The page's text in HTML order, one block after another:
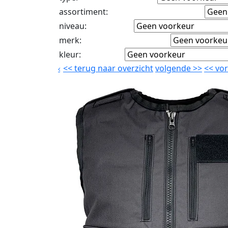
assortiment:
niveau:
merk:
kleur:
<<terug naar overzichtvolgende>><<